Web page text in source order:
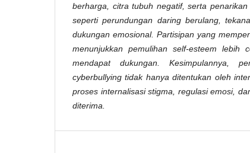
berharga,
citra tubuh negatif, serta penarikan
seperti perundungan daring berulang,
dukungan emosional. Partisipan yang
menunjukkan
pemulihan self-esteem lebih
mendapat
dukungan. Kesimpulannya,
cyberbullying tidak hanya ditentukan oleh
proses internalisasi stigma, regulasi emosi,
diterima.